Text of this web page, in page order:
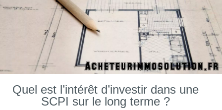
Quel est l’intérêt d’investir dans une
SCPI sur le long terme ?